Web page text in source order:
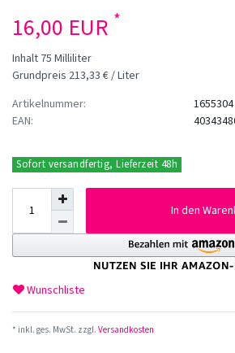
16,00 EUR *
Inhalt 75 Milliliter
Grundpreis 213,33 € / Liter
Artikelnummer:
EAN:
1655304
Sofort versandfertig, Lieferzeit 48h
In den
Wunschliste
* inkl. ges. MwSt. zzgl. Versandkosten